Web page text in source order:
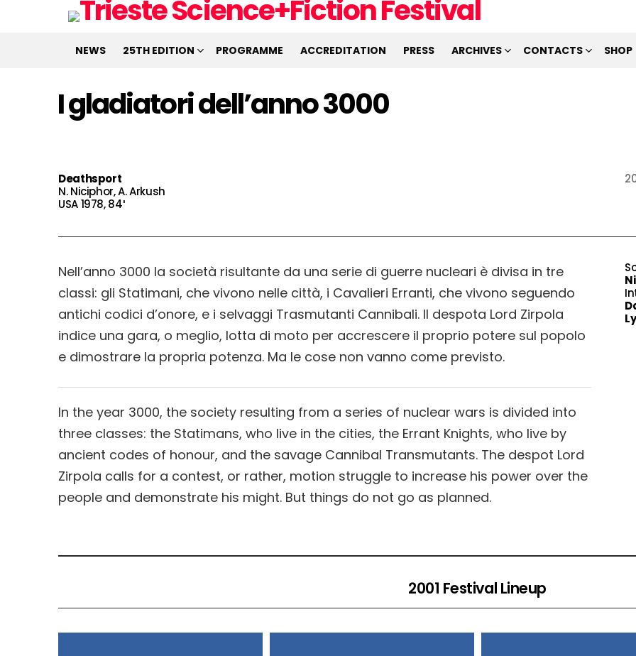
NEWS 25TH EDITION PROGRAMME ACCREDITATION PRESS ARCHIVES CONTACTS SHOP
I gladiatori dell’anno 3000
Deathsport
N. Niciphor, A. Arkush
USA 1978, 84′
NeIl’anno 3000 la società risultante da una serie di guerre nucleari è divisa in tre
classi: gli Statimani, che vivono nelle città, i Cavalieri Erranti, che vivono seguendo
antichi codici d’onore, e i selvaggi Trasmutanti Cannibali. Il despota Lord Zirpola
indice una gara, o meglio, lotta di moto per accrescere il proprio potere sul popolo
e dimostrare la propria potenza. Ma le cose non vanno come previsto.
In the year 3000, the society resulting from a series of nuclear wars is divided into
three classes: the Statimans, who live in the cities, the Errant Knights, who live by
ancient codes of honour, and the savage Cannibal Transmutants. The despot Lord
Zirpola calls for a contest, or rather, motion struggle to increase his power over the
people and demonstrate his might. But things do not go as planned.
2001 Festival Lineup